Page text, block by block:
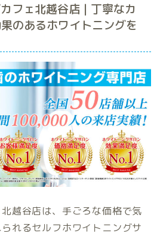
フェ北越谷店 | 丁寧なカ
のあるホワイトニングを
越谷店は、手ごろな価格で気
れるセルフホワイトニングサ